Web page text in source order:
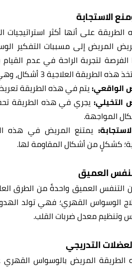
الاستجابة
على أنها أكثر استراتيجيات
المريض إلى مسببات التفكير
لتجربة الراحة في عدم
الطريقة العلاجية 3 أشكال، وهي:
الواقعي:يتم في هذه الطريقة
التخيلي: يجري في هذه الطريقة
المواجهة.
يمتنع المريض في هذه
كشكلٍ من أشكال المقاومة لها.
العميق
التنفس العميق واحدةً من الطرق
الوسواس القهري؛ فهي تولد
وتنظيم معدل ضربات القلب.
التدريجي
المريض بالوسواس القهري